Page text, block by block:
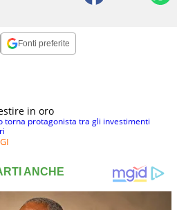
Fonti preferite
in oro
torna protagonista tra gli investimenti